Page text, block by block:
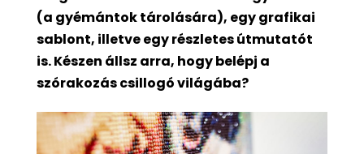
(a gyémántok tárolására), egy grafikai
sablont, illetve egy részletes útmutatót
is. Készen állsz arra, hogy belépj a
szórakozás csillogó világába?